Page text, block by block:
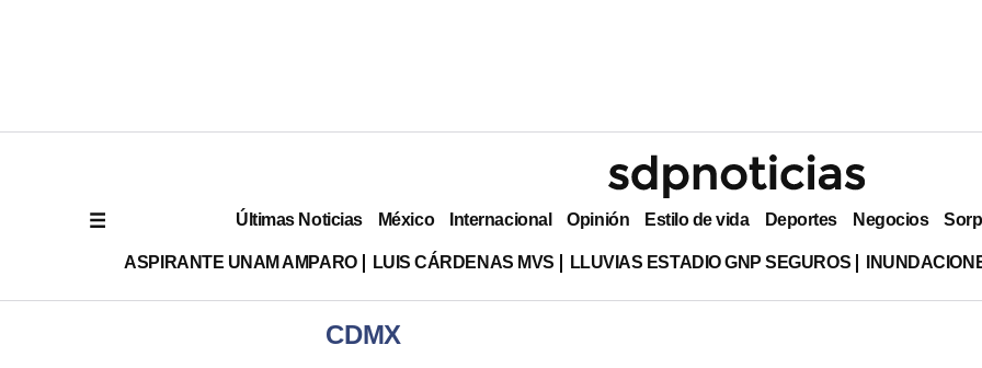
Últimas Noticias México Internacional Opinión Estilo de vida Deportes Negocios
ASPIRANTE UNAM AMPARO LUIS CÁRDENAS MVS LLUVIAS ESTADIO GNP SEGUROS
CDMX